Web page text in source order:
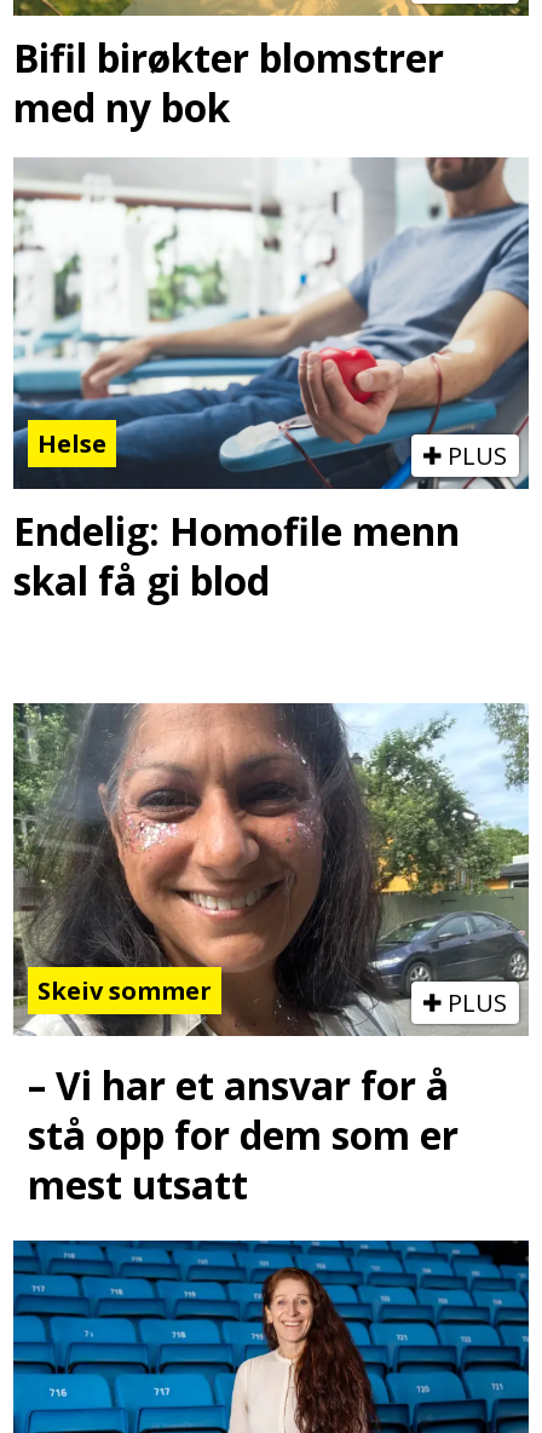
Bifil birøkter blomstrer
med ny bok
Helse PLUS
Endelig: Homofile menn
skal få gi blod
Skeiv sommer PLUS
– Vi har et ansvar for å
stå opp for dem som er
mest utsatt